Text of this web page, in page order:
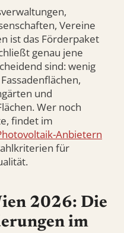
Vereine
ist das Förderpaket
genau jene
sind: wenig
und
Wer noch
findet im
Anbietern
für
2026: Die
im